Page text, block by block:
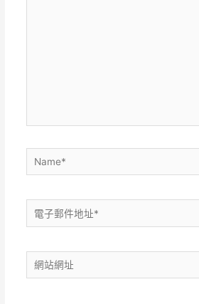
Name*
電
子
件
地
站